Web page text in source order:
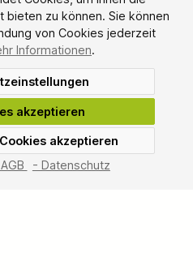
bieten zu können. Sie können
von Cookies jederzeit
Informationen.
akzeptieren
akzeptieren
- Datenschutz
ⓘ
Bewertungen